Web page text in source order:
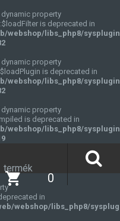
property
is deprecated in
webshop/libs_php8/
property
is deprecated in
webshop/libs_php8/
property
is deprecated in
webshop/libs_php8/
in
webshop/libs_php8/
0
termék